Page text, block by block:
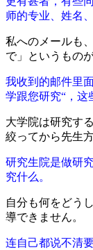
师的专业、姓名
私へのメールも
で」というもの
我收到的邮件里
学跟您研究“，这
大学院は研究す
絞ってから先生
研究生院是做研
究什么。
自分も何をどう
導できません。
连自己都说不清